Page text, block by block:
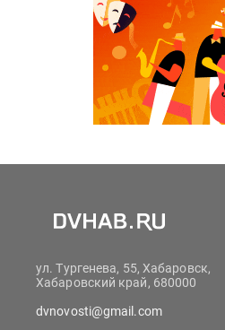
ул. Тургенева, 55, Хабаровск,
Хабаровский край, 680000
dvnovosti@gmail.com